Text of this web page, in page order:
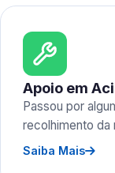
Apoio em
Passou por
recolhimento da
Saiba Mais